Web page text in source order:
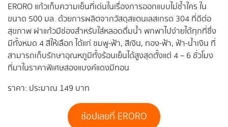
ERORO แก้วเก็บความเย็นที่เด่นในเรื่องการออกแบบไม่ซ้ำใคร ใน
ขนาด 500 มล. ด้วยการผลิตจากวัสดุสแตนเลสเกรด 304 ที่ดีต่อ
สุขภาพ ฝาแก้วมีช่องสำหรับใส่หลอดดื่มน้ำ พกพาไปง่ายได้ทุกที่ซึ่ง
มีทั้งหมด 4 สีให้เลือก ได้แก่ ชมพู-ฟ้า, สีเงิน, ทอง-ฟ้า, ฟ้า-น้ำเงิน ที่
สามารถเก็บรักษาอุณหภูมิทั้งร้อนเย็นได้สูงสุดตั้งแต่ 4 – 6 ชั่วโมง
ที่มาในราคาพิเศษสองแบงค์แดงมีทอน
ราคา: ประมาณ 149 บาท
ช้อปเลยที่ ERORO